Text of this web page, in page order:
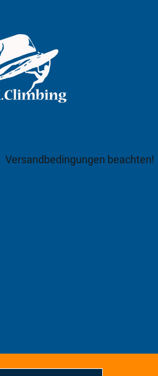
Versandbedingungen beachten!